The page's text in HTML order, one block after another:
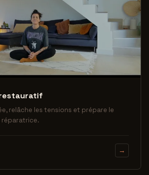
relâche les tensions et prépare le
réparatrice.
→